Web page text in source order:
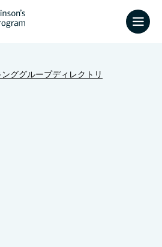
ググループディレクトリ